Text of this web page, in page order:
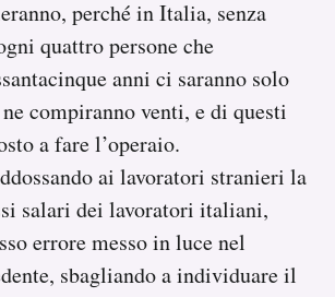
perché in Italia, senza
quattro persone che
anni ci saranno solo
compiranno venti, e di questi
a fare l’operaio.
ai lavoratori stranieri la
salari dei lavoratori italiani,
errore messo in luce nel
sbagliando a individuare il